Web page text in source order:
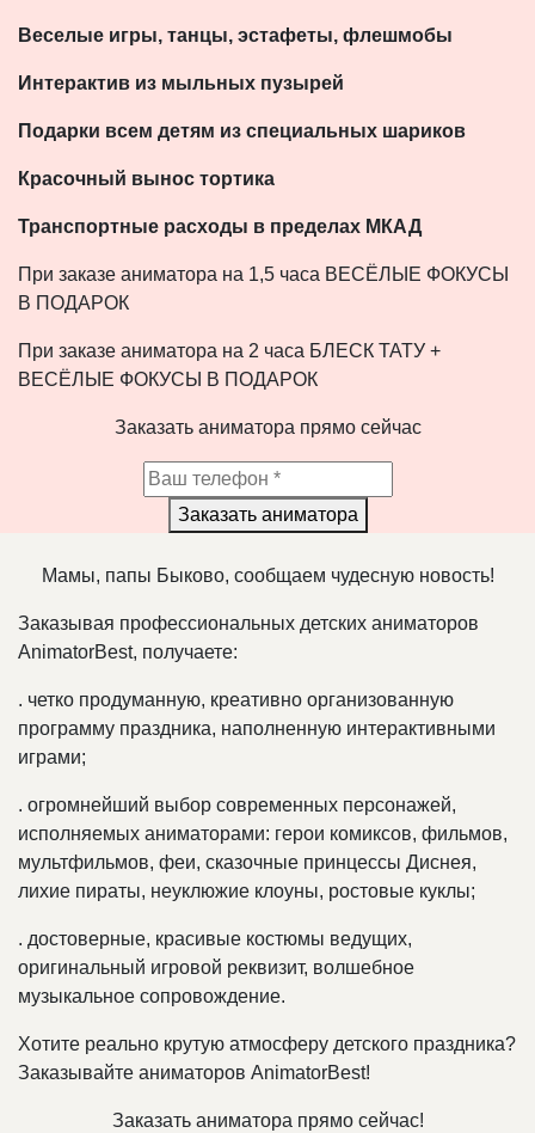
Веселые игры, танцы, эстафеты, флешмобы
Интерактив из мыльных пузырей
Подарки всем детям из специальных шариков
Красочный вынос тортика
Транспортные расходы в пределах МКАД
При заказе аниматора на 1,5 часа ВЕСЁЛЫЕ ФОКУСЫ
В ПОДАРОК
При заказе аниматора на 2 часа БЛЕСК ТАТУ +
ВЕСЁЛЫЕ ФОКУСЫ В ПОДАРОК
Заказать аниматора прямо сейчас
Заказать аниматора
Мамы, папы Быково, сообщаем чудесную новость!
Заказывая профессиональных детских аниматоров
AnimatorBest, получаете:
. четко продуманную, креативно организованную
программу праздника, наполненную интерактивными
играми;
. огромнейший выбор современных персонажей,
исполняемых аниматорами: герои комиксов, фильмов,
мультфильмов, феи, сказочные принцессы Диснея,
лихие пираты, неуклюжие клоуны, ростовые куклы;
. достоверные, красивые костюмы ведущих,
оригинальный игровой реквизит, волшебное
музыкальное сопровождение.
Хотите реально крутую атмосферу детского праздника?
Заказывайте аниматоров AnimatorBest!
Заказать аниматора прямо сейчас!